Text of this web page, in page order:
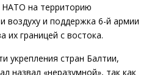
НАТО на территорию
воздуху и поддержка 6-й армии
их границей с востока.
укрепления стран Балтии,
назвал «неразумной», так как